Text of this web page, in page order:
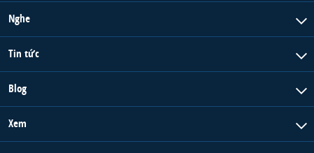
Nghe
Tin tức
Blog
Xem